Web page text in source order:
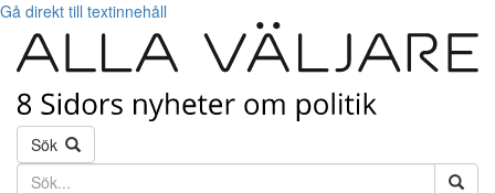
Gå direkt till textinnehåll
Sök
Söktext